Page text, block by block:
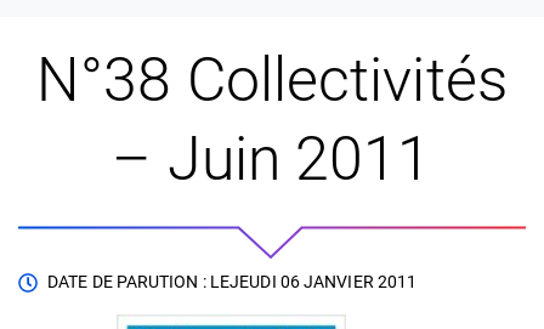
N°38 Collectivités
– Juin 2011
DATE DE PARUTION : LEJEUDI 06 JANVIER 2011